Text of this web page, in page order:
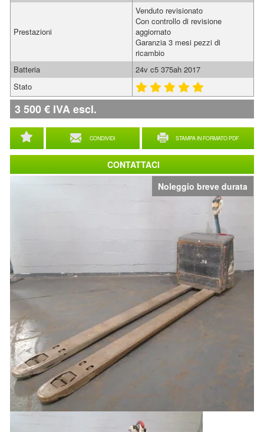
Noleggio breve durata
CONDIVIDI STAMPA IN FORMATO PDF
Prestazioni
Venduto revisionato
Con controllo di revisione
aggiornato
Garanzia 3 mesi pezzi di
ricambio
Batteria
24v c5 375ah 2017
Stato
3 500€ IVA escl.
CONTATTACI